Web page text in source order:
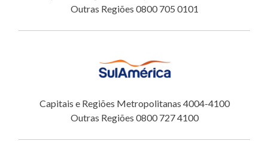
Outras Regiões 0800 705 0101
Capitais e Regiões Metropolitanas 4004-4100
Outras Regiões 0800 727 4100